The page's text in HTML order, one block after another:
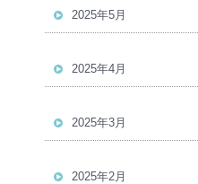
2025年5月
2025年4月
2025年3月
2025年2月